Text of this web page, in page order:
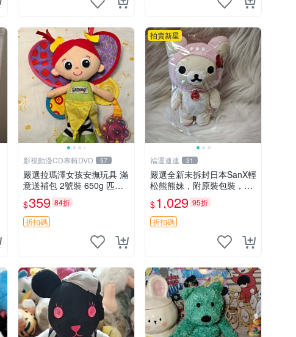
影視動漫CD專輯DVD 57
嚴選拉瑪澤女孩安撫玩具 滿
意送補包 2號裝 650g 匹配
嬰幼童舒壓好伴侶 女孩專用
安心選擇 安撫玩偶 衝包 玩
具
$359 84折
折扣碼
拍賣新星
福運連連 31
嚴選全新未拆封日本SanX輕
松熊熊妹，附原裝包裝，毛
絨質地極佳，細膩可愛，推
薦收藏兼送禮，適合女性好
友或家人，限量釋出。鬆
熊、熊玩偶、收藏品
$1,029 95折
折扣碼